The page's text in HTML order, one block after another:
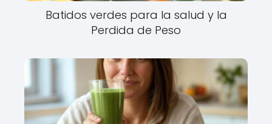
Batidos verdes para la salud y la
Perdida de Peso